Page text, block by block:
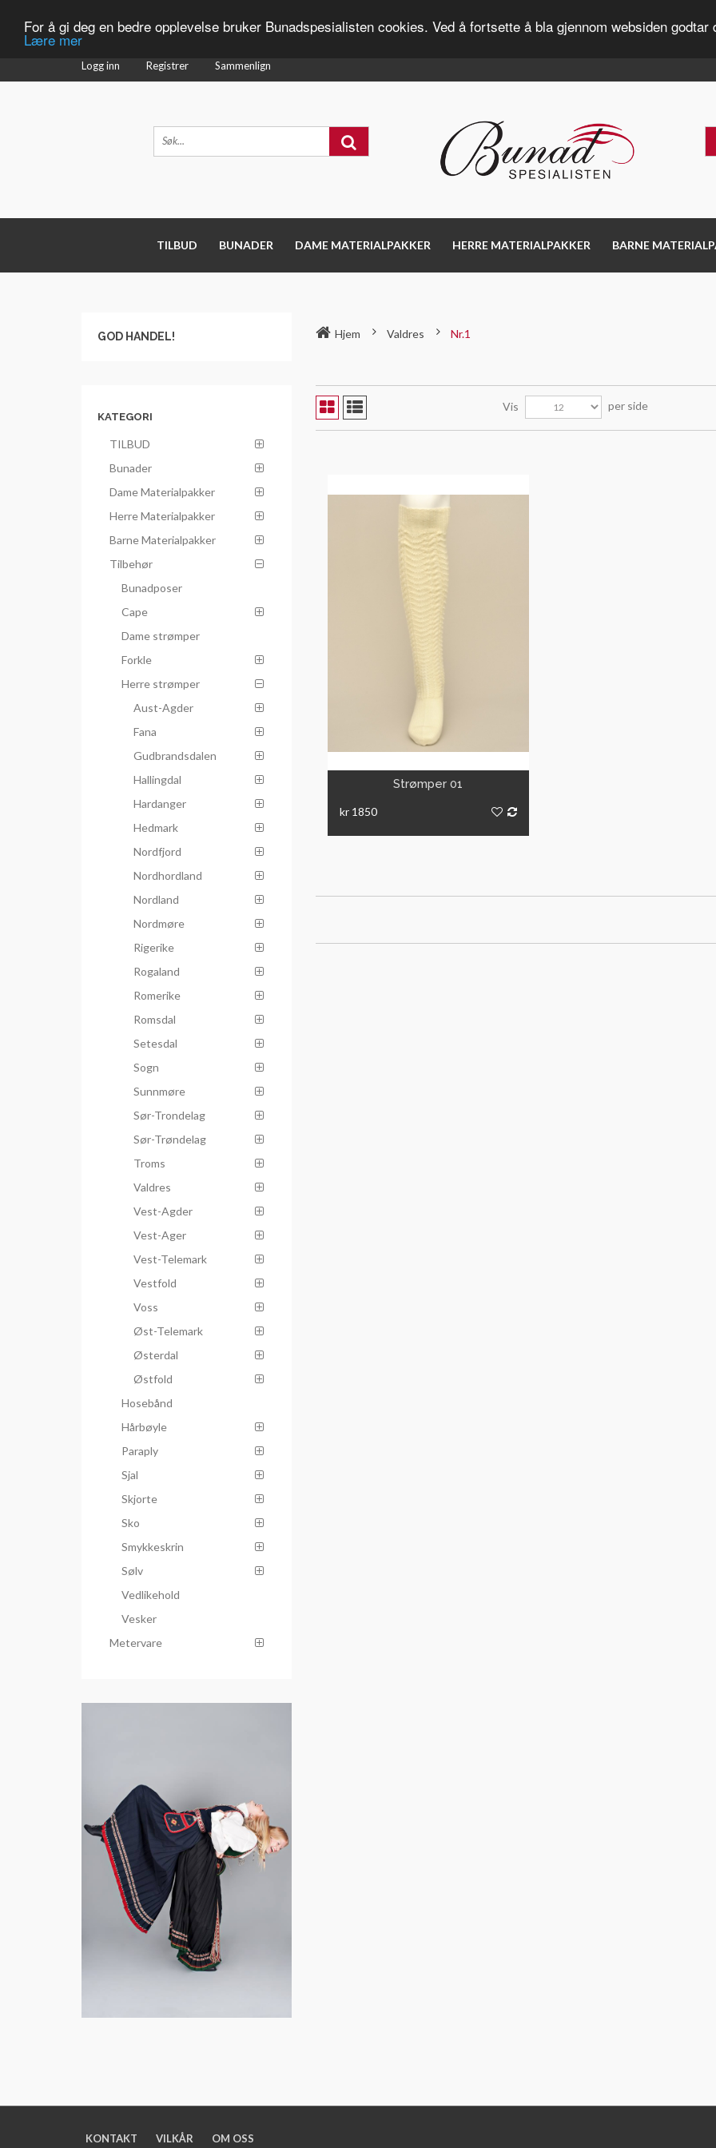
For å gi deg en bedre opplevelse bruker Bunadspesialisten cookies. Ved å fortsette å bla gjennom websiden
Lære mer
Logg inn Registrer Sammenlign
TILBUD BUNADER DAME MATERIALPAKKER HERRE MATERIALPAKKER BARNE
GOD HANDEL!
KATEGORI
TILBUD
Bunader
Dame Materialpakker
Herre Materialpakker
Barne Materialpakker
Tilbehør
Bunadposer
Cape
Dame strømper
Forkle
Herre strømper
Aust-Agder
Fana
Gudbrandsdalen
Hallingdal
Hardanger
Hedmark
Nordfjord
Nordhordland
Nordland
Nordmøre
Rigerike
Rogaland
Romerike
Romsdal
Setesdal
Sogn
Sunnmøre
Sør-Trondelag
Sør-Trøndelag
Troms
Valdres
Vest-Agder
Vest-Ager
Vest-Telemark
Vestfold
Voss
Øst-Telemark
Østerdal
Østfold
Hosebånd
Hårbøyle
Paraply
Sjal
Skjorte
Sko
Smykkeskrin
Sølv
Vedlikehold
Vesker
Metervare
Hjem Valdres Nr.1
Vis per side
Strømper 01
kr 1850
KONTAKT VILKÅR OM OSS